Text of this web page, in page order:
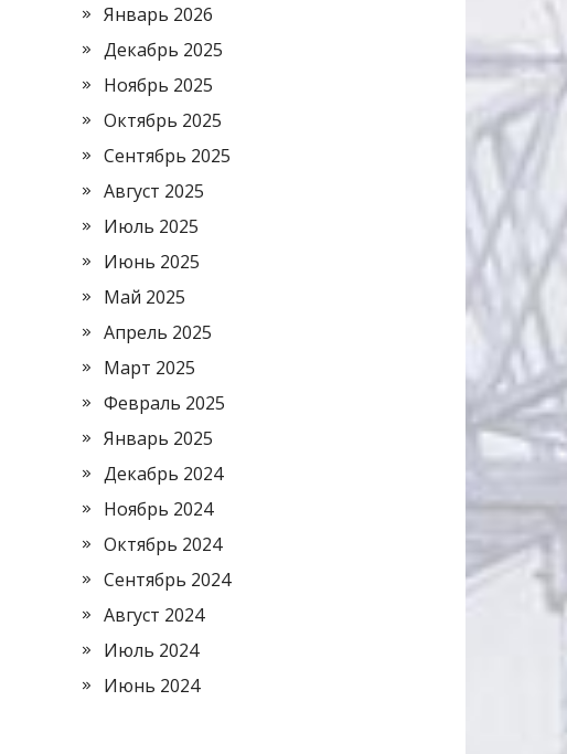
Январь 2026
Декабрь 2025
Ноябрь 2025
Октябрь 2025
Сентябрь 2025
Август 2025
Июль 2025
Июнь 2025
Май 2025
Апрель 2025
Март 2025
Февраль 2025
Январь 2025
Декабрь 2024
Ноябрь 2024
Октябрь 2024
Сентябрь 2024
Август 2024
Июль 2024
Июнь 2024